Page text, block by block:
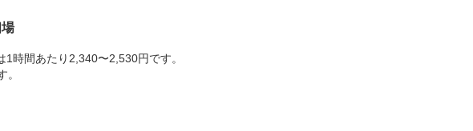
時間あたり2,340〜2,530円です。